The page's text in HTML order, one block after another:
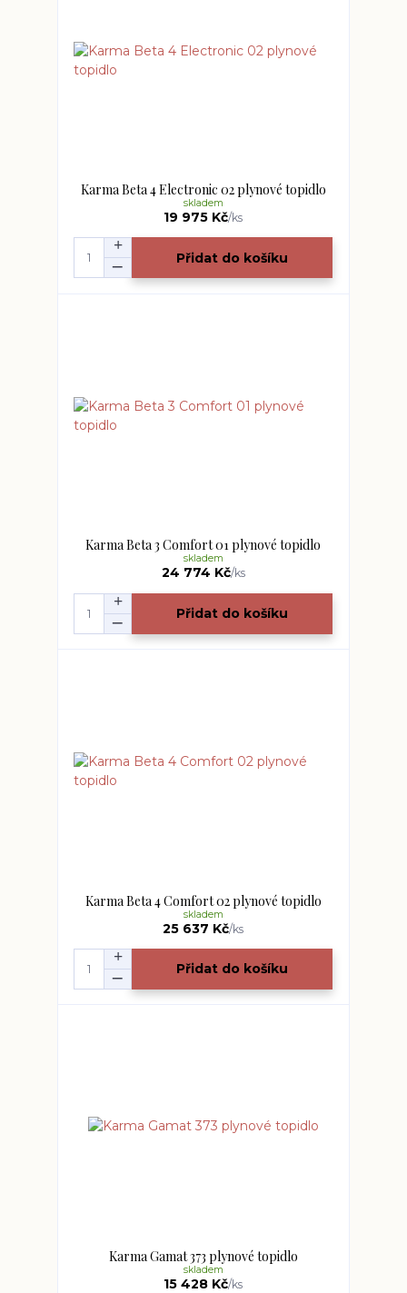
Karma Beta 4 Electronic 02 plynové topidlo
19 975 Kč/ks
skladem
Přidat do košíku
Karma Beta 3 Comfort 01 plynové topidlo
24 774 Kč/ks
skladem
Přidat do košíku
Karma Beta 4 Comfort 02 plynové topidlo
25 637 Kč/ks
skladem
Přidat do košíku
Karma Gamat 373 plynové topidlo
15 428 Kč/ks
skladem